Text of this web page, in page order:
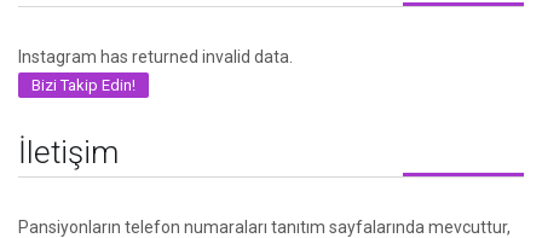
Instagram has returned invalid data.
Bizi Takip Edin!
İletişim
Pansiyonların telefon numaraları tanıtım sayfalarında mevcuttur,